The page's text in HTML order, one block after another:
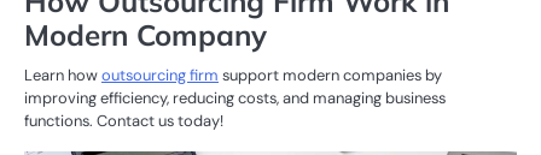
Modern Company
Learn howoutsourcing firm support modern companies by
improving efficiency, reducing costs, and managing business
functions. Contact us today!